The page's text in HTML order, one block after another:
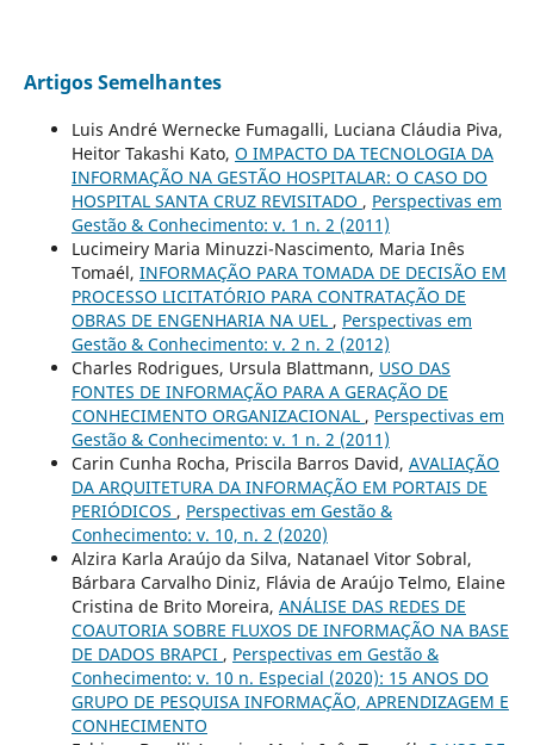
Artigos Semelhantes
Luis André Wernecke Fumagalli, Luciana Cláudia Piva,
Heitor Takashi Kato, O IMPACTO DA TECNOLOGIA DA
INFORMAÇÃO NA GESTÃO HOSPITALAR: O CASO DO
HOSPITAL SANTA CRUZ REVISITADO , Perspectivas em
Gestão & Conhecimento: v. 1 n. 2 (2011)
Lucimeiry Maria Minuzzi-Nascimento, Maria Inês
Tomaél, INFORMAÇÃO PARA TOMADA DE DECISÃO EM
PROCESSO LICITATÓRIO PARA CONTRATAÇÃO DE
OBRAS DE ENGENHARIA NA UEL , Perspectivas em
Gestão & Conhecimento: v. 2 n. 2 (2012)
Charles Rodrigues, Ursula Blattmann, USO DAS
FONTES DE INFORMAÇÃO PARA A GERAÇÃO DE
CONHECIMENTO ORGANIZACIONAL , Perspectivas em
Gestão & Conhecimento: v. 1 n. 2 (2011)
Carin Cunha Rocha, Priscila Barros David, AVALIAÇÃO
DA ARQUITETURA DA INFORMAÇÃO EM PORTAIS DE
PERIÓDICOS , Perspectivas em Gestão &
Conhecimento: v. 10, n. 2 (2020)
Alzira Karla Araújo da Silva, Natanael Vitor Sobral,
Bárbara Carvalho Diniz, Flávia de Araújo Telmo, Elaine
Cristina de Brito Moreira, ANÁLISE DAS REDES DE
COAUTORIA SOBRE FLUXOS DE INFORMAÇÃO NA BASE
DE DADOS BRAPCI , Perspectivas em Gestão &
Conhecimento: v. 10 n. Especial (2020): 15 ANOS DO
GRUPO DE PESQUISA INFORMAÇÃO, APRENDIZAGEM E
CONHECIMENTO